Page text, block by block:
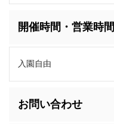
開催時間・営業時間
入園自由
お問い合わせ